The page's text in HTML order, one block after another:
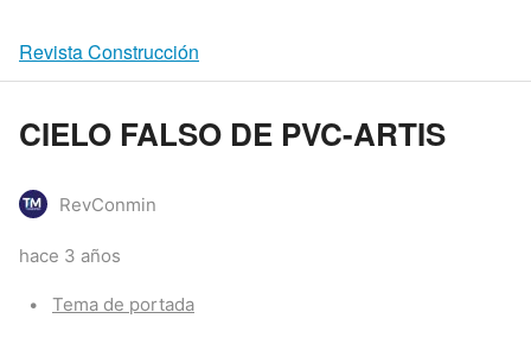
Revista Construcción
CIELO FALSO DE PVC-ARTIS
RevConmin
hace 3 años
Categories:
Tema de portada